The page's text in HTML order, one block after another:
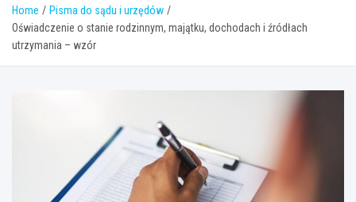
Home
Pisma do sądu i urzędów
Oświadczenie o stanie rodzinnym, majątku, dochodach i źródłach
utrzymania – wzór